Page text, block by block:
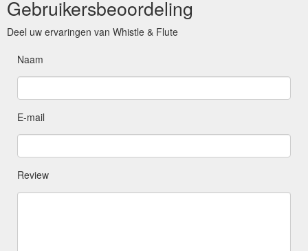
Gebruikersbeoordeling
Deel uw ervaringen van Whistle & Flute
Naam
E-mail
Review